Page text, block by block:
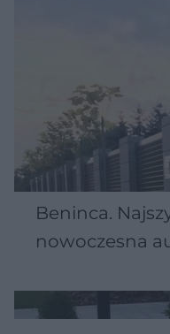
Beninca.
nowoczesna